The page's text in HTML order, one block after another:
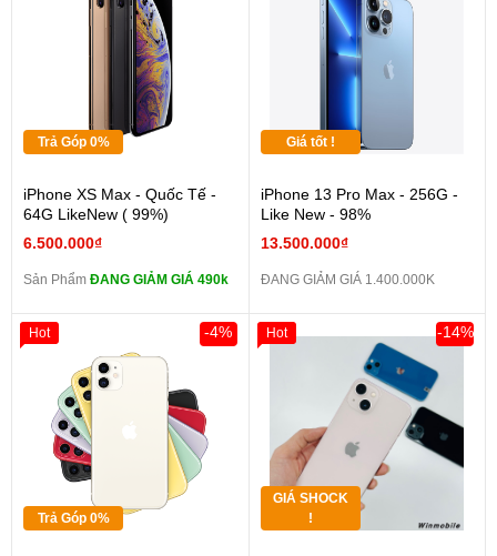
Trả Góp 0%
iPhone XS Max - Quốc Tế -
64G LikeNew ( 99%)
6.500.000₫
Sản Phẩm ĐANG GIẢM GIÁ 490k
Giá tốt !
iPhone 13 Pro Max - 256G -
Like New - 98%
13.500.000₫
ĐANG GIẢM GIÁ 1.400.000K
Trả Góp 0%
-4%
Hot
GIÁ SHOCK
!
-14%
Hot